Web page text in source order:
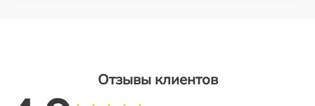
Отзывы клиентов